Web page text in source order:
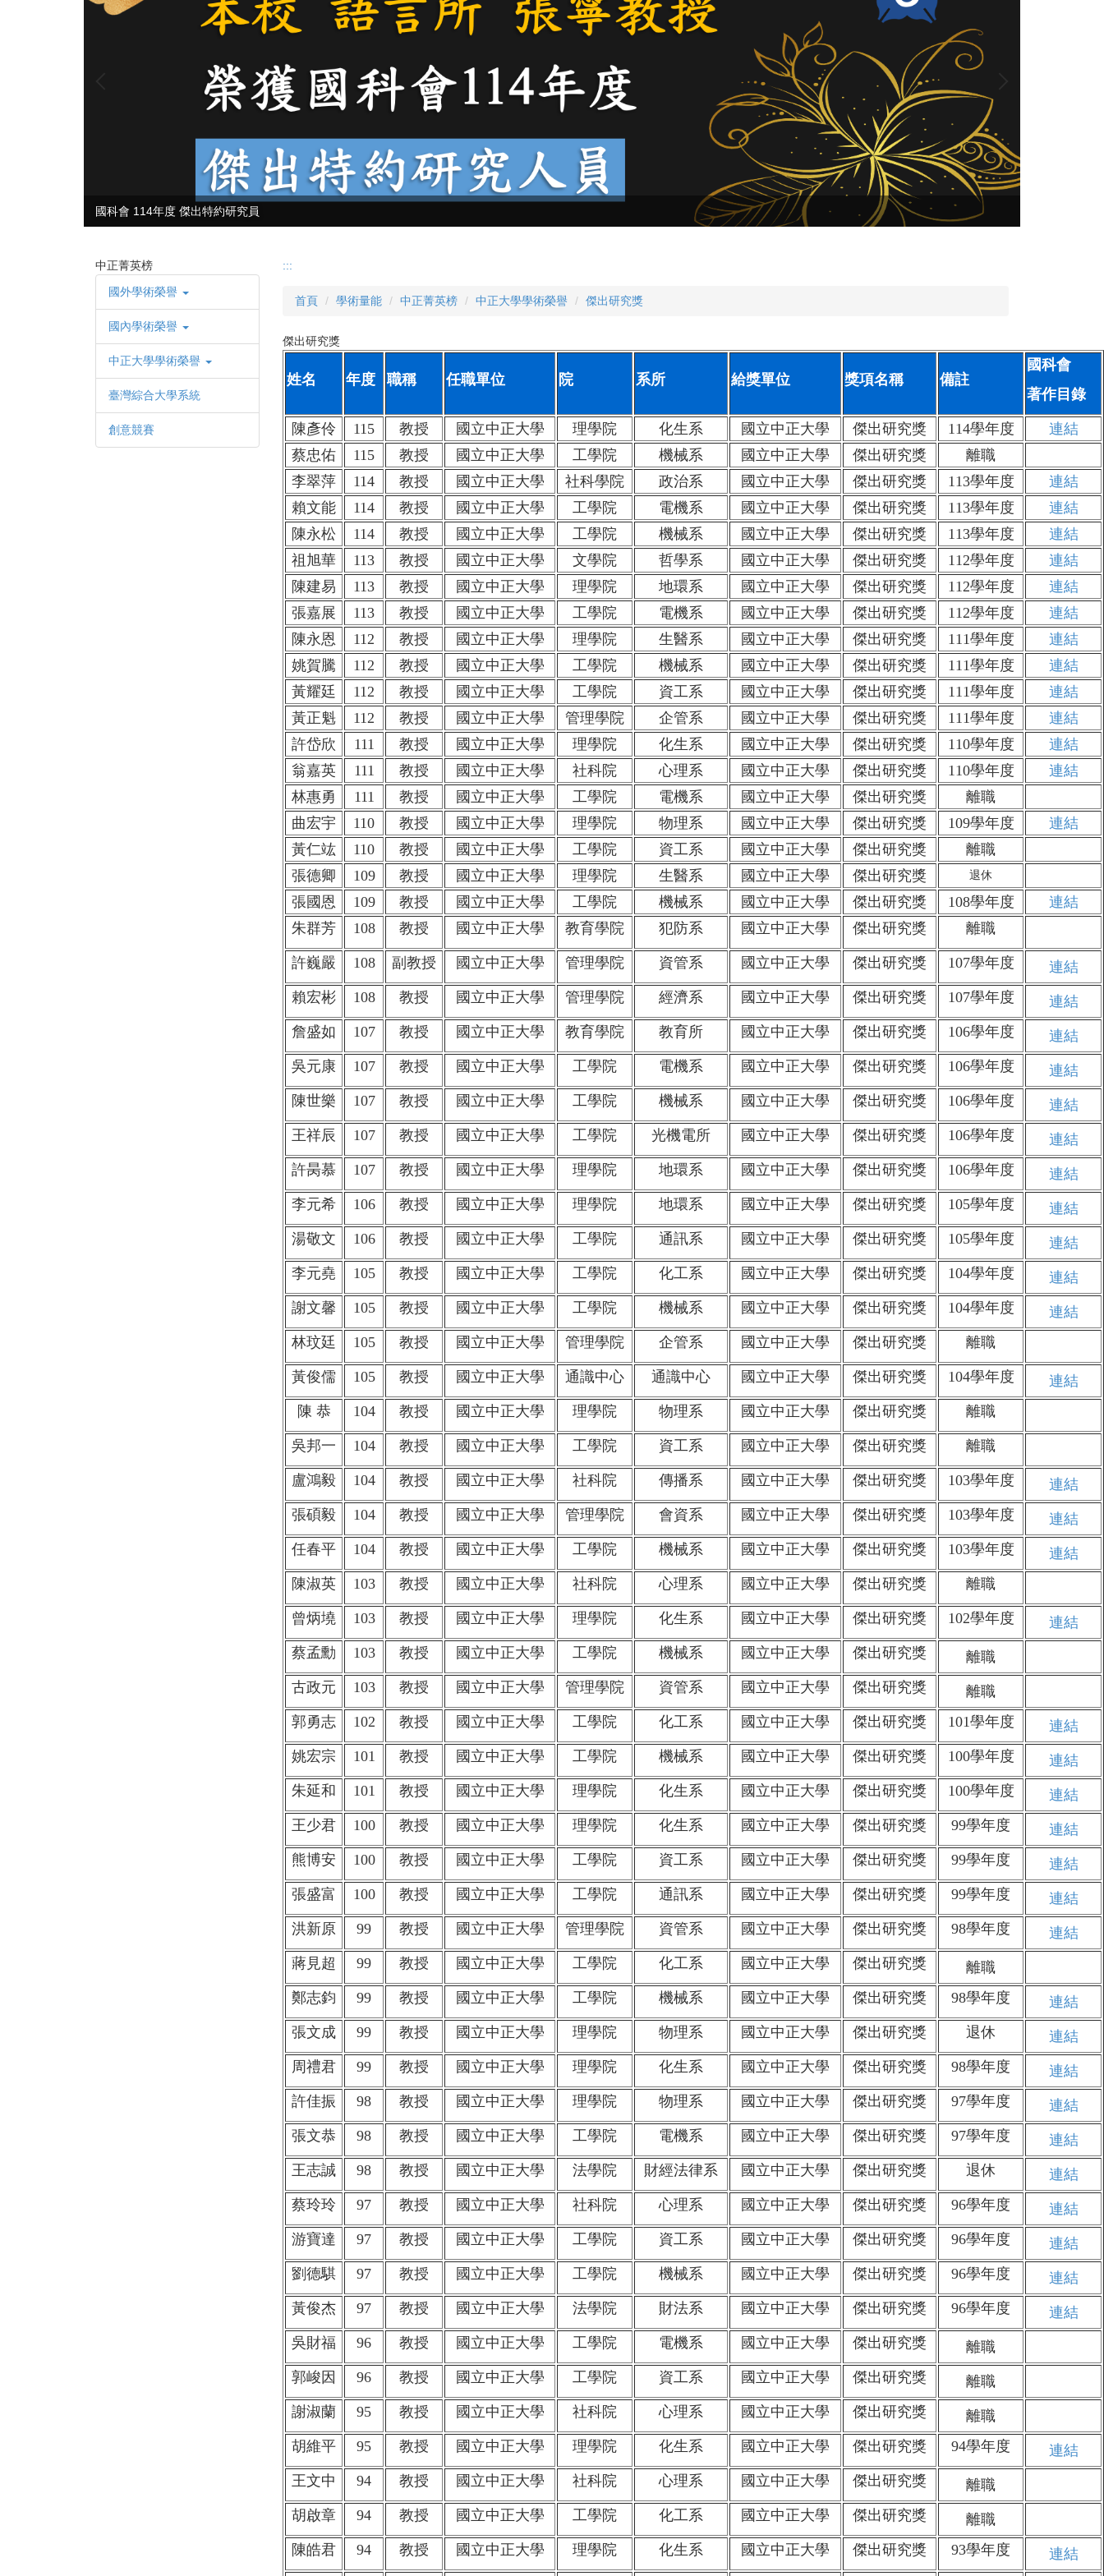
國科會 114年度 傑出特約研究員
中正菁英榜
國外學術榮譽
國內學術榮譽
中正大學學術榮譽
臺灣綜合大學系統
創意競賽
:::
首頁 學術量能 中正菁英榜 中正大學學術榮譽 傑出研究獎
傑出研究獎
姓名 年度 職稱 任職單位 院 系所 給獎單位 獎項名稱 備註
國科會
著作目錄
陳彥伶 115 教授 國立中正大學 理學院 化生系 國立中正大學 傑出研究獎 114學年度
連結
蔡忠佑
115 教授 國立中正大學 工學院 機械系 國立中正大學 傑出研究獎
離職
李翠萍
114 教授 國立中正大學 社科學院 政治系 國立中正大學 傑出研究獎 113學年度
連結
賴文能
114 教授 國立中正大學 工學院 電機系 國立中正大學 傑出研究獎 113學年度
連結
陳永松
114 教授 國立中正大學 工學院 機械系 國立中正大學 傑出研究獎 113學年度
連結
祖旭華
113 教授 國立中正大學 文學院 哲學系 國立中正大學 傑出研究獎 112學年度
連結
陳建易
113 教授 國立中正大學 理學院 地環系 國立中正大學 傑出研究獎 112學年度
連結
張嘉展
113 教授 國立中正大學 工學院 電機系 國立中正大學 傑出研究獎 112學年度
連結
陳永恩
112 教授 國立中正大學 理學院 生醫系 國立中正大學 傑出研究獎 111學年度
連結
姚賀騰
112 教授 國立中正大學 工學院 機械系 國立中正大學 傑出研究獎 111學年度
連結
黃耀廷
112 教授 國立中正大學 工學院 資工系 國立中正大學 傑出研究獎 111學年度
連結
黃正魁
112 教授 國立中正大學 管理學院 企管系 國立中正大學 傑出研究獎 111學年度
連結
許岱欣
111 教授 國立中正大學 理學院 化生系 國立中正大學 傑出研究獎 110學年度
連結
翁嘉英
111 教授 國立中正大學 社科院 心理系 國立中正大學 傑出研究獎 110學年度
連結
林惠勇
111 教授 國立中正大學 工學院 電機系 國立中正大學 傑出研究獎
離職
曲宏宇
110 教授 國立中正大學 理學院 物理系 國立中正大學 傑出研究獎 109學年度
連結
黃仁竑
110 教授 國立中正大學 工學院 資工系 國立中正大學 傑出研究獎
離職
張德卿
109 教授 國立中正大學 理學院 生醫系 國立中正大學 傑出研究獎 退休
張國恩 109 教授 國立中正大學 工學院 機械系 國立中正大學 傑出研究獎 108學年度
連結
朱群芳
108 教授 國立中正大學 教育學院 犯防系 國立中正大學 傑出研究獎 離職
許巍嚴 108 副教授 國立中正大學 管理學院 資管系 國立中正大學 傑出研究獎 107學年度
連結
賴宏彬
108 教授 國立中正大學 管理學院 經濟系 國立中正大學 傑出研究獎 107學年度
連結
詹盛如
107 教授 國立中正大學 教育學院 教育所 國立中正大學 傑出研究獎 106學年度
連結
吳元康
107 教授 國立中正大學 工學院 電機系 國立中正大學 傑出研究獎 106學年度
連結
陳世樂
107 教授 國立中正大學 工學院 機械系 國立中正大學 傑出研究獎 106學年度
連結
王祥辰
107 教授 國立中正大學 工學院 光機電所 國立中正大學 傑出研究獎 106學年度
連結
許昺慕
107 教授 國立中正大學 理學院 地環系 國立中正大學 傑出研究獎 106學年度
連結
李元希
106 教授 國立中正大學 理學院 地環系 國立中正大學 傑出研究獎 105學年度
連結
湯敬文
106 教授 國立中正大學 工學院 通訊系 國立中正大學 傑出研究獎 105學年度
連結
李元堯
105 教授 國立中正大學 工學院 化工系 國立中正大學 傑出研究獎 104學年度
連結
謝文馨
105 教授 國立中正大學 工學院 機械系 國立中正大學 傑出研究獎 104學年度
連結
林玟廷
105 教授 國立中正大學 管理學院 企管系 國立中正大學 傑出研究獎 離職
黃俊儒 105 教授 國立中正大學 通識中心 通識中心 國立中正大學 傑出研究獎 104學年度
連結
陳 恭
104 教授 國立中正大學 理學院 物理系 國立中正大學 傑出研究獎 離職
吳邦一 104 教授 國立中正大學 工學院 資工系 國立中正大學 傑出研究獎 離職
盧鴻毅 104 教授 國立中正大學 社科院 傳播系 國立中正大學 傑出研究獎 103學年度
連結
張碩毅
104 教授 國立中正大學 管理學院 會資系 國立中正大學 傑出研究獎 103學年度
連結
任春平
104 教授 國立中正大學 工學院 機械系 國立中正大學 傑出研究獎 103學年度
連結
陳淑英
103 教授 國立中正大學 社科院 心理系 國立中正大學 傑出研究獎 離職
曾炳墝 103 教授 國立中正大學 理學院 化生系 國立中正大學 傑出研究獎 102學年度
連結
蔡孟勳
103 教授 國立中正大學 工學院 機械系 國立中正大學 傑出研究獎
離職
古政元
103 教授 國立中正大學 管理學院 資管系 國立中正大學 傑出研究獎
離職
郭勇志
102 教授 國立中正大學 工學院 化工系 國立中正大學 傑出研究獎 101學年度
連結
姚宏宗
101 教授 國立中正大學 工學院 機械系 國立中正大學 傑出研究獎 100學年度
連結
朱延和
101 教授 國立中正大學 理學院 化生系 國立中正大學 傑出研究獎 100學年度
連結
王少君
100 教授 國立中正大學 理學院 化生系 國立中正大學 傑出研究獎 99學年度
連結
熊博安
100 教授 國立中正大學 工學院 資工系 國立中正大學 傑出研究獎 99學年度
連結
張盛富
100 教授 國立中正大學 工學院 通訊系 國立中正大學 傑出研究獎 99學年度
連結
洪新原
99 教授 國立中正大學 管理學院 資管系 國立中正大學 傑出研究獎 98學年度
連結
蔣見超
99 教授 國立中正大學 工學院 化工系 國立中正大學 傑出研究獎
離職
鄭志鈞
99 教授 國立中正大學 工學院 機械系 國立中正大學 傑出研究獎 98學年度
連結
張文成
99 教授 國立中正大學 理學院 物理系 國立中正大學 傑出研究獎 退休
連結
周禮君
99 教授 國立中正大學 理學院 化生系 國立中正大學 傑出研究獎 98學年度
連結
許佳振
98 教授 國立中正大學 理學院 物理系 國立中正大學 傑出研究獎 97學年度
連結
張文恭
98 教授 國立中正大學 工學院 電機系 國立中正大學 傑出研究獎 97學年度
連結
王志誠
98 教授 國立中正大學 法學院 財經法律系 國立中正大學 傑出研究獎 退休
連結
蔡玲玲
97 教授 國立中正大學 社科院 心理系 國立中正大學 傑出研究獎 96學年度
連結
游寶達
97 教授 國立中正大學 工學院 資工系 國立中正大學 傑出研究獎 96學年度
連結
劉德騏
97 教授 國立中正大學 工學院 機械系 國立中正大學 傑出研究獎 96學年度
連結
黃俊杰
97 教授 國立中正大學 法學院 財法系 國立中正大學 傑出研究獎 96學年度
連結
吳財福
96 教授 國立中正大學 工學院 電機系 國立中正大學 傑出研究獎
離職
郭峻因
96 教授 國立中正大學 工學院 資工系 國立中正大學 傑出研究獎
離職
謝淑蘭
95 教授 國立中正大學 社科院 心理系 國立中正大學 傑出研究獎
離職
胡維平
95 教授 國立中正大學 理學院 化生系 國立中正大學 傑出研究獎 94學年度
連結
王文中
94 教授 國立中正大學 社科院 心理系 國立中正大學 傑出研究獎
離職
胡啟章
94 教授 國立中正大學 工學院 化工系 國立中正大學 傑出研究獎
離職
陳皓君
94 教授 國立中正大學 理學院 化生系 國立中正大學 傑出研究獎 93學年度 連結